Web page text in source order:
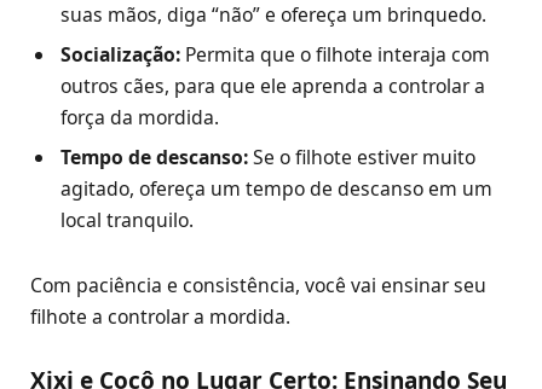
suas mãos, diga “não” e ofereça um brinquedo.
Socialização: Permita que o filhote interaja com
outros cães, para que ele aprenda a controlar a
força da mordida.
Tempo de descanso:Se o filhote estiver muito
agitado, ofereça um tempo de descanso em um
local tranquilo.
Com paciência e consistência, você vai ensinar seu
filhote a controlar a mordida.
Xixi e Cocô no Lugar Certo: Ensinando Seu